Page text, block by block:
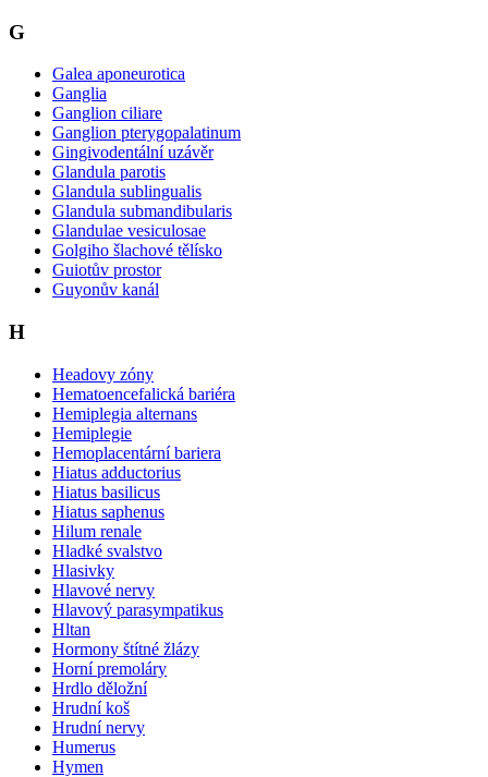
G
Galea aponeurotica
Ganglia
Ganglion ciliare
Ganglion pterygopalatinum
Gingivodentální uzávěr
Glandula parotis
Glandula sublingualis
Glandula submandibularis
Glandulae vesiculosae
Golgiho šlachové tělísko
Guiotův prostor
Guyonův kanál
H
Headovy zóny
Hematoencefalická bariéra
Hemiplegia alternans
Hemiplegie
Hemoplacentární bariera
Hiatus adductorius
Hiatus basilicus
Hiatus saphenus
Hilum renale
Hladké svalstvo
Hlasivky
Hlavové nervy
Hlavový parasympatikus
Hltan
Hormony štítné žlázy
Horní premoláry
Hrdlo děložní
Hrudní koš
Hrudní nervy
Humerus
Hymen